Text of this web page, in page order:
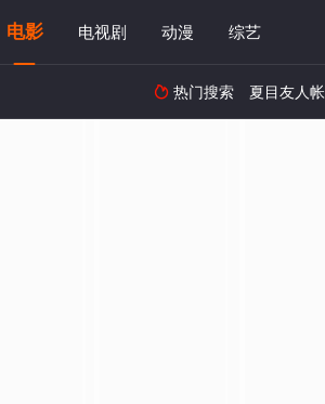
电影 电视剧 动漫 综艺
 热门搜索 夏目友人帐